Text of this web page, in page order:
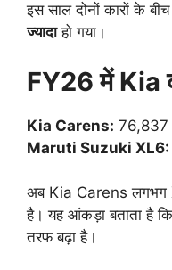
इस साल दोनों कारों के
ज्यादाहो गया।
FY26 में Kia
Kia Carens: 76,837
Maruti Suzuki XL6:
अब Kia Carens लगभग
है। यह आंकड़ा बताता है
तरफ बढ़ा है।